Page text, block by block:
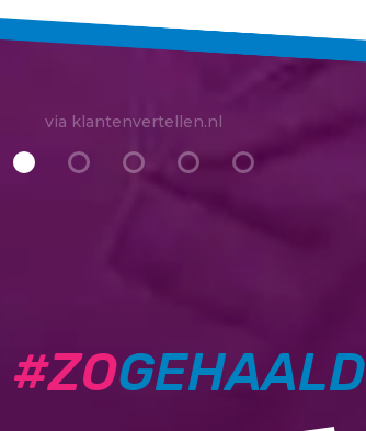
via klantenvertellen.nl
#ZOGEHAALD